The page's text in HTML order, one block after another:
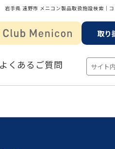
岩手県 遠野市 メニコン製品取扱施設検索│
取り
よくあるご質問